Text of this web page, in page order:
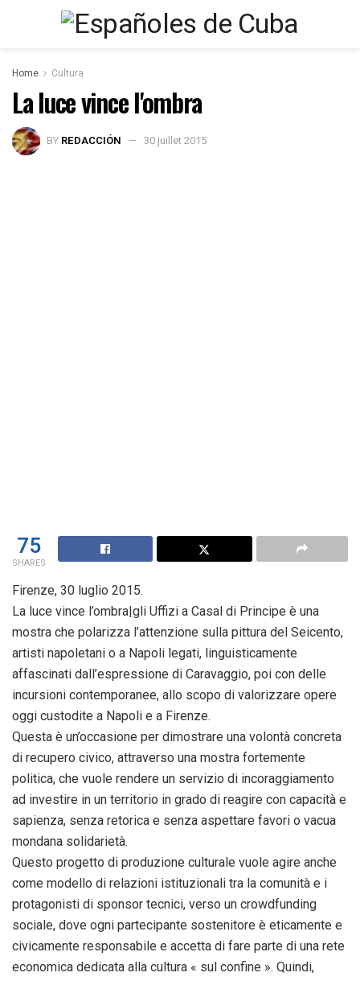
Home Cultura
La luce vince l'ombra
BY REDACCIÓN 30 juillet 2015
75
SHARES
Firenze, 30 luglio 2015.
La luce vince l’ombra|gli Uffizi a Casal di Principe è una
mostra che polarizza l’attenzione sulla pittura del Seicento,
artisti napoletani o a Napoli legati, linguisticamente
affascinati dall’espressione di Caravaggio, poi con delle
incursioni contemporanee, allo scopo di valorizzare opere
oggi custodite a Napoli e a Firenze.
Questa è un’occasione per dimostrare una volontà concreta
di recupero civico, attraverso una mostra fortemente
politica, che vuole rendere un servizio di incoraggiamento
ad investire in un territorio in grado di reagire con capacità e
sapienza, senza retorica e senza aspettare favori o vacua
mondana solidarietà.
Questo progetto di produzione culturale vuole agire anche
come modello di relazioni istituzionali tra la comunità e i
protagonisti di sponsor tecnici, verso un crowdfunding
sociale, dove ogni partecipante sostenitore è eticamente e
civicamente responsabile e accetta di fare parte di una rete
economica dedicata alla cultura « sul confine ». Quindi,